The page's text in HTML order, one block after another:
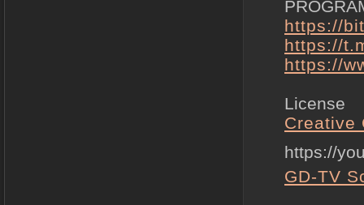
https://
https://
https://
License
Creative
https://
GD-TV